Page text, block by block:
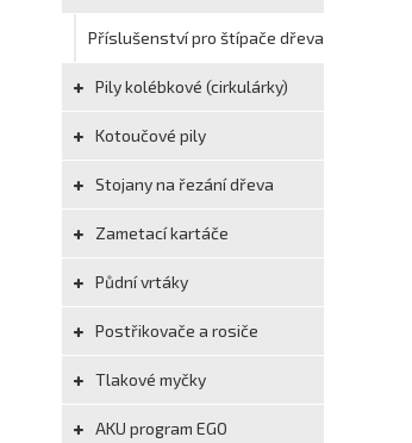
Příslušenství pro štípače dřeva
Pily kolébkové (cirkulárky)
Kotoučové pily
Stojany na řezání dřeva
Zametací kartáče
Půdní vrtáky
Postřikovače a rosiče
Tlakové myčky
AKU program EGO